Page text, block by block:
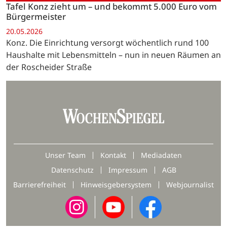
Tafel Konz zieht um – und bekommt 5.000 Euro vom
Bürgermeister
20.05.2026
Konz. Die Einrichtung versorgt wöchentlich rund 100
Haushalte mit Lebensmitteln – nun in neuen Räumen an
der Roscheider Straße
Unser Team Kontakt
Mediadaten
Datenschutz
Impressum
AGB
Barrierefreiheit
Hinweisgebersystem Webjournalist